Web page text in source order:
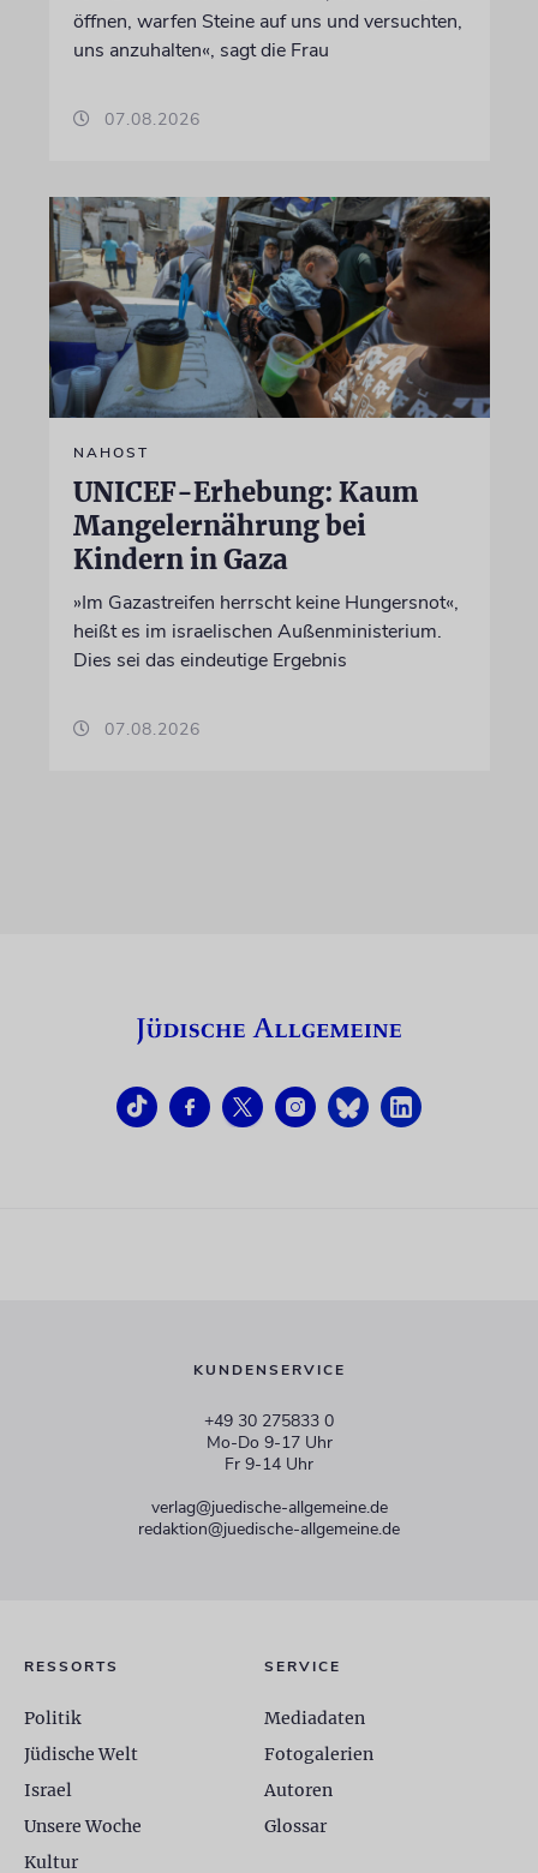
öffnen, warfen Steine auf uns und versuchten,
uns anzuhalten«, sagt die Frau
07.08.2026
NAHOST
UNICEF-Erhebung: Kaum
Mangelernährung bei
Kindern in Gaza
»Im Gazastreifen herrscht keine Hungersnot«,
heißt es im israelischen Außenministerium.
Dies sei das eindeutige Ergebnis
07.08.2026
KUNDENSERVICE
+49 30 275833 0
Mo-Do 9-17 Uhr
Fr 9-14 Uhr
verlag@juedische-allgemeine.de
redaktion@juedische-allgemeine.de
RESSORTS
Politik
Jüdische Welt
Israel
Unsere Woche
Kultur
SERVICE
Mediadaten
Fotogalerien
Autoren
Glossar